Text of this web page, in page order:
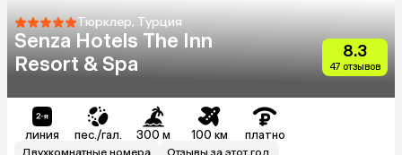
Тюрклер, Турция
Senza Hotels The Inn
Resort & Spa
8.3
47 отзывов
линия пес./гал. 300 м 100 км платно
Двухкомнатные номера
Отзывы за этот год